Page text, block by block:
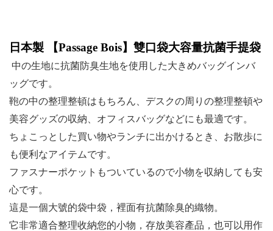
日本製 【Passage Bois】雙口袋大容量抗菌手提袋
中の生地に抗菌防臭生地を使用した大きめバッグインバ
ッグです。
鞄の中の整理整頓はもちろん、デスクの周りの整理整頓や
美容グッズの収納、オフィスバッグなどにも最適です。
ちょこっとした買い物やランチに出かけるとき、お散歩に
も便利なアイテムです。
ファスナーポケットもついているので小物を収納しても安
心です。
這是一個大號的袋中袋，裡面有抗菌除臭的織物。
它非常適合整理收納您的小物，存放美容產品，也可以用作